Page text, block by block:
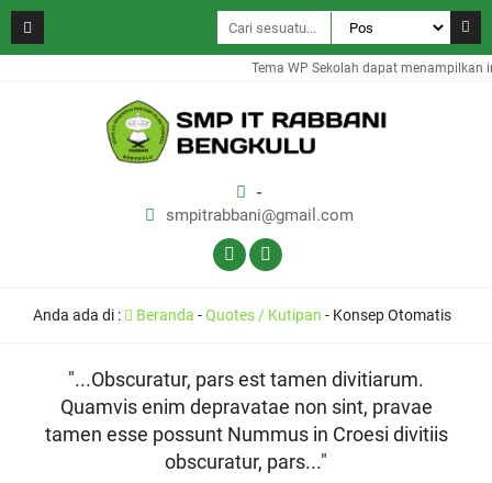
Tema WP Sekolah dapat menampilkan
-
smpitrabbani@gmail.com
Anda ada di : Beranda -Quotes / Kutipan - Konsep Otomatis
"...Obscuratur, pars est tamen divitiarum.
Quamvis enim depravatae non sint, pravae
tamen esse possunt Nummus in Croesi divitiis
obscuratur, pars..."